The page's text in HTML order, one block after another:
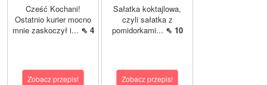
Cześć Kochani!
Ostatnio kurier mocno
mnie zaskoczył i... ⇖ 4
Zobacz przepis!
Sałatka koktajlowa,
czyli sałatka z
pomidorkami... ⇖ 10
Zobacz przepis!